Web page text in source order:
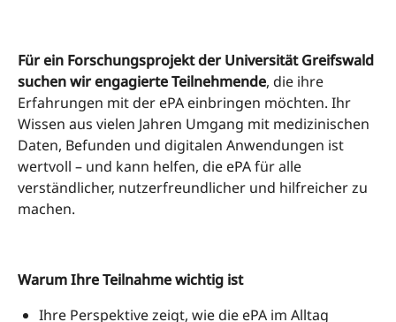
Für ein Forschungsprojekt der Universität Greifswald
suchen wir engagierte Teilnehmende, die ihre
Erfahrungen mit der ePA einbringen möchten. Ihr
Wissen aus vielen Jahren Umgang mit medizinischen
Daten, Befunden und digitalen Anwendungen ist
wertvoll – und kann helfen, die ePA für alle
verständlicher, nutzerfreundlicher und hilfreicher zu
machen.
Warum Ihre Teilnahme wichtig ist
Ihre Perspektive zeigt, wie die ePA im Alltag